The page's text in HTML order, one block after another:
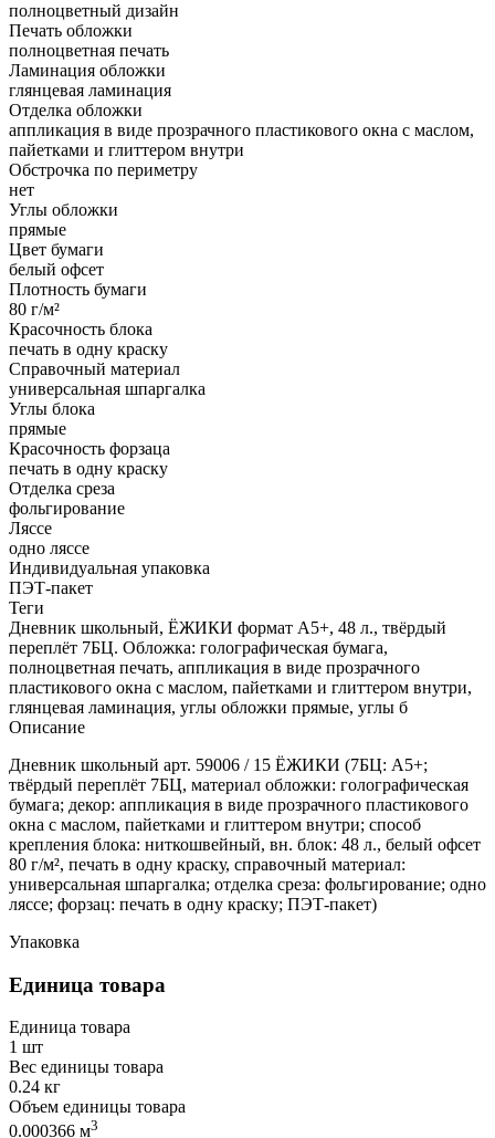
полноцветный дизайн
Печать обложки
полноцветная печать
Ламинация обложки
глянцевая ламинация
Отделка обложки
аппликация в виде прозрачного пластикового окна с маслом,
пайетками и глиттером внутри
Обстрочка по периметру
нет
Углы обложки
прямые
Цвет бумаги
белый офсет
Плотность бумаги
80 г/м²
Красочность блока
печать в одну краску
Справочный материал
универсальная шпаргалка
Углы блока
прямые
Красочность форзаца
печать в одну краску
Отделка среза
фольгирование
Ляссе
одно ляссе
Индивидуальная упаковка
ПЭТ-пакет
Теги
Дневник школьный, ЁЖИКИ формат А5+, 48 л., твёрдый
переплёт 7БЦ. Обложка: голографическая бумага,
полноцветная печать, аппликация в виде прозрачного
пластикового окна с маслом, пайетками и глиттером внутри,
глянцевая ламинация, углы обложки прямые, углы б
Описание
Дневник школьный арт. 59006 / 15 ЁЖИКИ (7БЦ: А5+;
твёрдый переплёт 7БЦ, материал обложки: голографическая
бумага; декор: аппликация в виде прозрачного пластикового
окна с маслом, пайетками и глиттером внутри; способ
крепления блока: ниткошвейный, вн. блок: 48 л., белый офсет
80 г/м², печать в одну краску, справочный материал:
универсальная шпаргалка; отделка среза: фольгирование; одно
ляссе; форзац: печать в одну краску; ПЭТ-пакет)
Упаковка
Единица товара
Единица товара
1 шт
Вес единицы товара
0.24 кг
Объем единицы товара
0.000366 м3